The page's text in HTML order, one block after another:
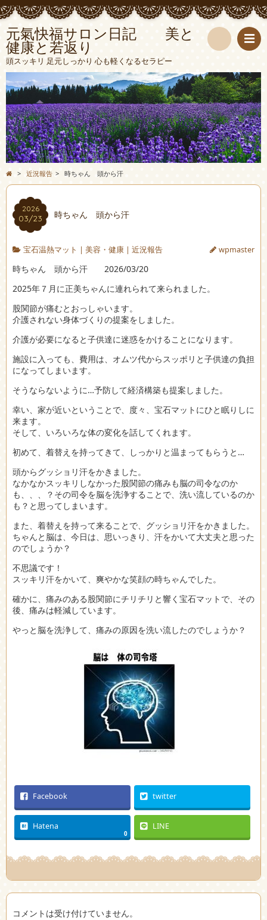
元氣快福サロン日記 美と
健康と若返り
頭スッキリ 足元しっかり 心も軽くなるセラピー
索
> 近況報告 > 時ちゃん 頭から汗
2026
03/23 時ちゃん 頭から汗
宝石温熱マット | 美容・健康| 近況報告 wpmaster
時ちゃん 頭から汗 2026/03/20
2025年７月に正美ちゃんに連れられて来られました。
股関節が痛むとおっしゃいます。
介護されない身体づくりの提案をしました。
介護が必要になると子供達に迷惑をかけることになります。
施設に入っても、費用は、オムツ代からスッポリと子供達の負担
になってしまいます。
そうならないように…予防して経済構築も提案しました。
幸い、家が近いということで、度々、宝石マットにひと眠りしに
来ます。
そして、いろいろな体の変化を話してくれます。
初めて、着替えを持ってきて、しっかりと温まってもらうと…
頭からグッショリ汗をかきました。
なかなかスッキリしなかった股関節の痛みも脳の司令なのか
も、、、？その司令を脳を洗浄することで、洗い流しているのか
も？と思ってしまいます。
また、着替えを持って来ることで、グッショリ汗をかきました。
ちゃんと脳は、今日は、思いっきり、汗をかいて大丈夫と思った
のでしょうか？
不思議です！
スッキリ汗をかいて、爽やかな笑顔の時ちゃんでした。
確かに、痛みのある股関節にチリチリと響く宝石マットで、その
後、痛みは軽減しています。
やっと脳を洗浄して、痛みの原因を洗い流したのでしょうか？
Facebook twitter
Hatena
0
LINE
コメントは受け付けていません。